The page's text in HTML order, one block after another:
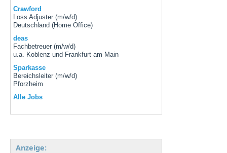
Crawford
Loss Adjuster (m/w/d)
Deutschland (Home Office)
deas
Fachbetreuer (m/w/d)
u.a. Koblenz und Frankfurt am Main
Sparkasse
Bereichsleiter (m/w/d)
Pforzheim
Alle Jobs
Anzeige: